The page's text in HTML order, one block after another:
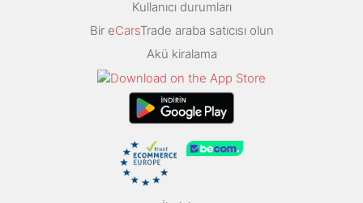
Kullanıcı durumları
Bir eCarsTrade araba satıcısı olun
Akü kiralama